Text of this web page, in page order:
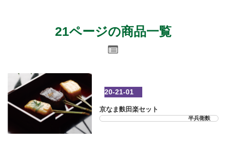
21ページの商品一覧
20-21-01
京なま麩田楽セット
半兵衛麩